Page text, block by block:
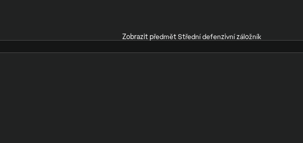
Zobrazit předmět Střední defenzivní záložník